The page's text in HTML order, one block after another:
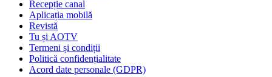
Recepție canal
Aplicația mobilă
Revistă
Tu și AOTV
Termeni și condiții
Politică confidențialitate
Acord date personale (GDPR)